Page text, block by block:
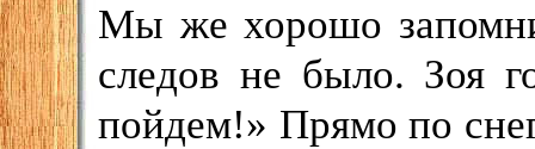
Мы же хорошо
следов не было. Зоя
пойдем!» Прямо по